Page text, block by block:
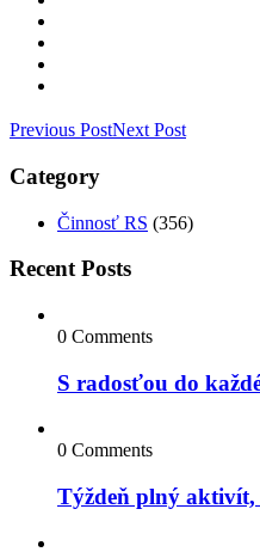
Previous PostNext Post
Category
Činnosť RS (356)
Recent Posts
0 Comments
S radosťou do
0 Comments
Týždeň plný